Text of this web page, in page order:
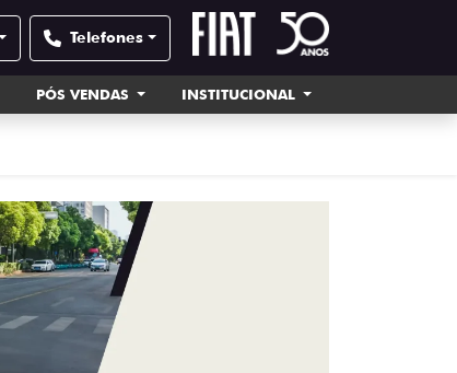
Telefones
PÓS VENDAS INSTITUCIONAL